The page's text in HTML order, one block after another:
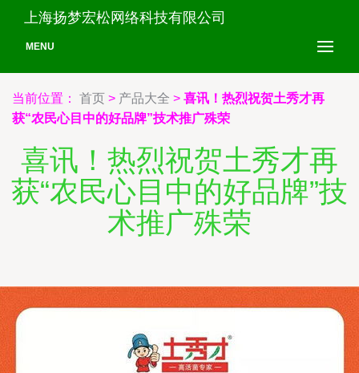
上海扬梦宏松网络科技有限公司
MENU
当前位置： 首页 > 产品大全 > 喜讯！热烈祝贺土秀才再
获“农民心目中的好品牌”技术推广殊荣
喜讯！热烈祝贺土秀才再
获“农民心目中的好品牌”技
术推广殊荣